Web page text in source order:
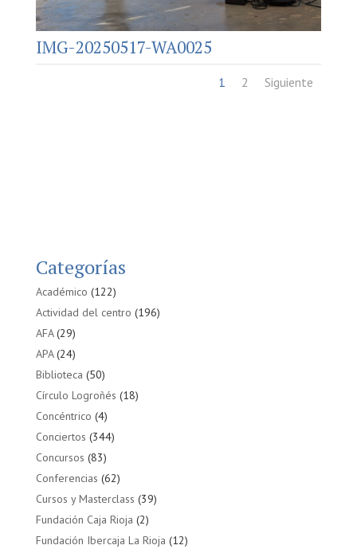
IMG-20250517-WA0025
1 2 Siguiente
Categorías
Académico (122)
Actividad del centro (196)
AFA(29)
APA(24)
Biblioteca (50)
Círculo Logroñés (18)
Concéntrico (4)
Conciertos (344)
Concursos (83)
Conferencias (62)
Cursos y Masterclass (39)
Fundación Caja Rioja (2)
Fundación Ibercaja La Rioja (12)